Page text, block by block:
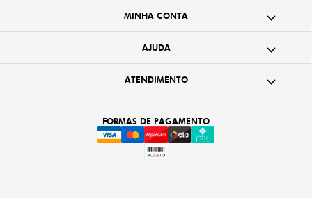
MINHA CONTA
AJUDA
ATENDIMENTO
FORMAS DE PAGAMENTO